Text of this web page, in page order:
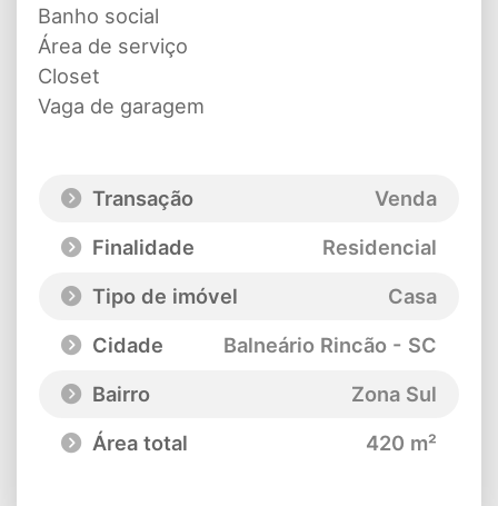
Banho social
Área de serviço
Closet
Vaga de garagem
Transação
Venda
Finalidade
Residencial
Tipo de imóvel
Casa
Cidade
Balneário Rincão - SC
Bairro
Zona Sul
Área total
420 m²